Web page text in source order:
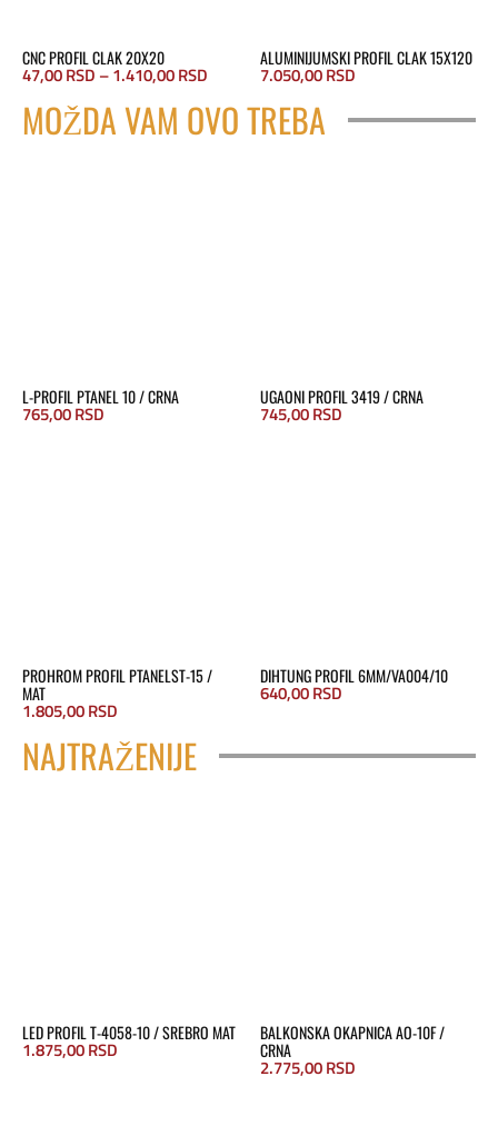
CNC PROFIL CLAK 20X20
47,00RSD –1.410,00RSD
od
47,00 RSD
do
ALUMINIJUMSKI PROFIL CLAK 15X120
7.050,00RSD
MOŽDA VAM OVO TREBA
L-PROFIL PTANEL 10 / CRNA
765,00RSD
UGAONI PROFIL 3419 / CRNA
745,00RSD
PROHROM PROFIL PTANELST-15 /
MAT
1.805,00RSD
DIHTUNG PROFIL 6MM/VA004/10
640,00RSD
NAJTRAŽENIJE
LED PROFIL T-4058-10 / SREBRO MAT
1.875,00RSD
BALKONSKA OKAPNICA AO-10F /
CRNA
2.775,00RSD